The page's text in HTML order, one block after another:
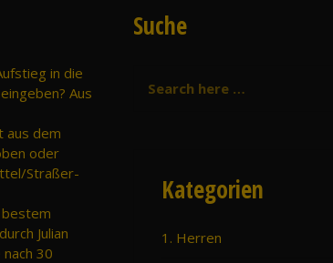
in die
Aus
aus dem
oder
Straßer-
bestem
Julian
30
Suche
Kategorien
1. Herren